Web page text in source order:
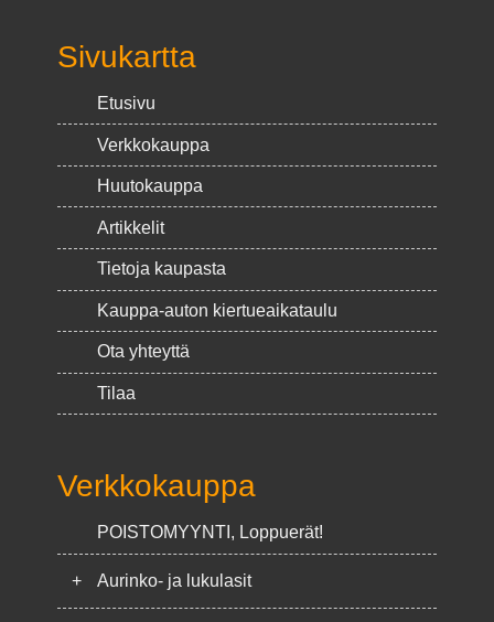
Sivukartta
Etusivu
Verkkokauppa
Huutokauppa
Artikkelit
Tietoja kaupasta
Kauppa-auton kiertueaikataulu
Ota yhteyttä
Tilaa
Verkkokauppa
POISTOMYYNTI, Loppuerät!
+ Aurinko- ja lukulasit